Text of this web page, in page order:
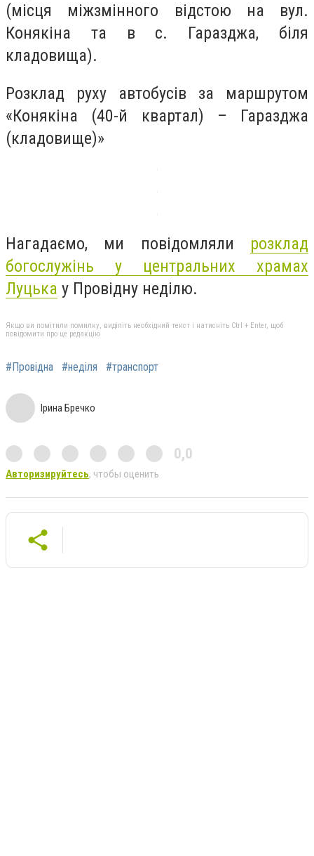
(місця міжзмінного відстою на вул.
Конякіна та в с. Гаразджа, біля
кладовища).
Розклад руху автобусів за маршрутом
«Конякіна (40-й квартал) – Гаразджа
(кладовище)»
Нагадаємо, ми повідомляли розклад
богослужінь у центральних храмах
Луцька у Провідну неділю.
Якщо ви помітили помилку, виділіть необхідний текст і натисніть Ctrl + Enter, щоб
повідомити про це редакцію
#Провідна #неділя #транспорт
Ірина Бречко
0,0
Авторизируйтесь, чтобы оценить